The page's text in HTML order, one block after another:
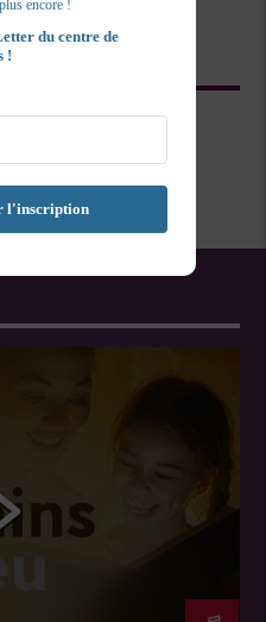
encore !
du centre de
!
l'inscription